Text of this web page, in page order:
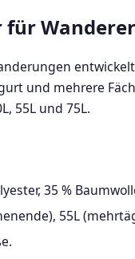
für Wanderer
und mehrere
55L und 75L.
35 %
55L